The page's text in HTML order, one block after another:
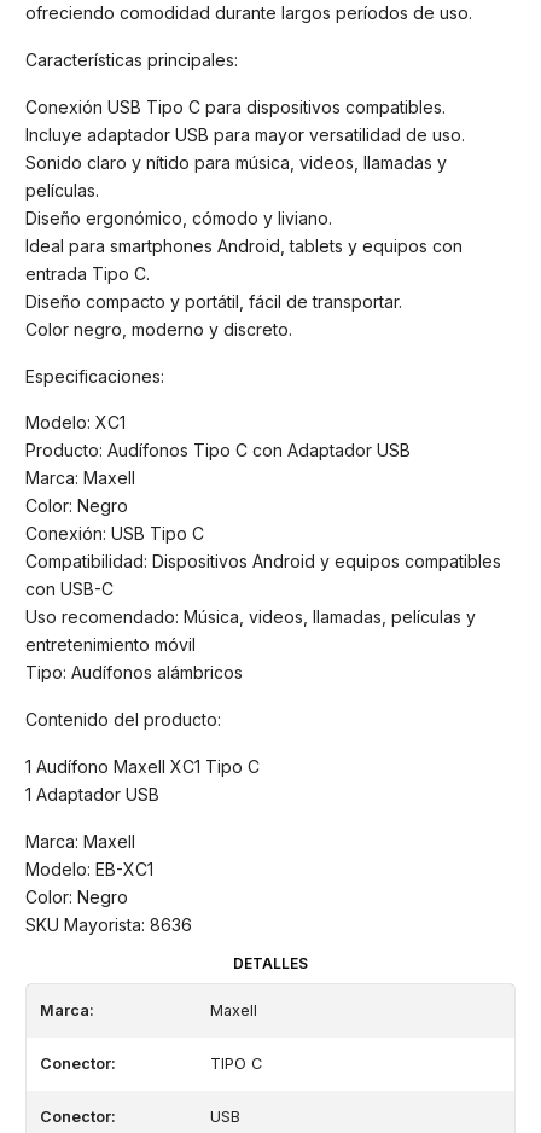
ofreciendo comodidad durante largos períodos de uso.
Características principales:
Conexión USB Tipo C para dispositivos compatibles.
Incluye adaptador USB para mayor versatilidad de uso.
Sonido claro y nítido para música, videos, llamadas y
películas.
Diseño ergonómico, cómodo y liviano.
Ideal para smartphones Android, tablets y equipos con
entrada Tipo C.
Diseño compacto y portátil, fácil de transportar.
Color negro, moderno y discreto.
Especificaciones:
Modelo: XC1
Producto: Audífonos Tipo C con Adaptador USB
Marca: Maxell
Color: Negro
Conexión: USB Tipo C
Compatibilidad: Dispositivos Android y equipos compatibles
con USB-C
Uso recomendado: Música, videos, llamadas, películas y
entretenimiento móvil
Tipo: Audífonos alámbricos
Contenido del producto:
1 Audífono Maxell XC1 Tipo C
1 Adaptador USB
Marca: Maxell
Modelo: EB-XC1
Color: Negro
SKU Mayorista: 8636
DETALLES
Marca: Maxell
Conector: TIPO C
Conector: USB